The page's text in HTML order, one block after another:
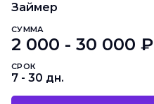
Займер
СУММА
2 000 - 30 000 ₽
СРОК
7 - 30 дн.